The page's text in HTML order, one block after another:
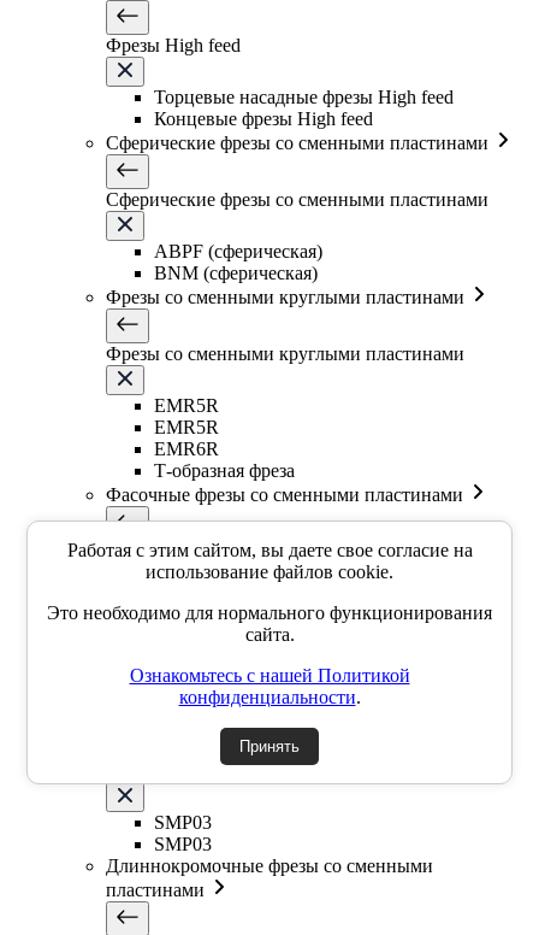
Фрезы High feed
Торцевые насадные фрезы High feed
Концевые фрезы High feed
Сферические фрезы со сменными пластинами
Сферические фрезы со сменными пластинами
ABPF (сферическая)
BNM (сферическая)
Фрезы со сменными круглыми пластинами
Фрезы со сменными круглыми пластинами
EMR5R
EMR5R
EMR6R
Т-образная фреза
Фасочные фрезы со сменными пластинами
Фасочные фрезы со сменными пластинами
SSP
YZD
TKCM
Дисковые фрезы со сменными пластинами
Дисковые фрезы со сменными пластинами
SMP03
SMP03
Длиннокромочные фрезы со сменными
пластинами
Работая с этим сайтом, вы даете свое согласие на
использование файлов cookie.
Это необходимо для нормального функционирования
сайта.
Ознакомьтесь с нашей Политикой
конфиденциальности.
Принять